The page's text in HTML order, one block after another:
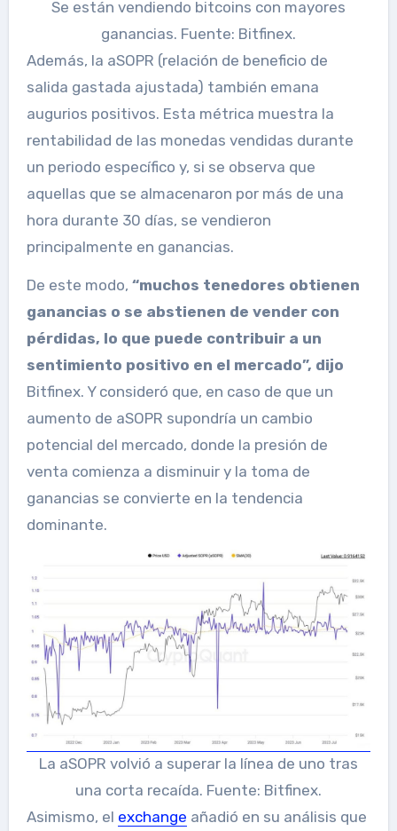
Se están vendiendo bitcoins con mayores
ganancias. Fuente: Bitfinex.
Además, la aSOPR (relación de beneficio de
salida gastada ajustada) también emana
augurios positivos. Esta métrica muestra la
rentabilidad de las monedas vendidas durante
un periodo específico y, si se observa que
aquellas que se almacenaron por más de una
hora durante 30 días, se vendieron
principalmente en ganancias.
De este modo, “muchos tenedores obtienen
ganancias o se abstienen de vender con
pérdidas, lo que puede contribuir a un
sentimiento positivo en el mercado”, dijo
Bitfinex. Y consideró que, en caso de que un
aumento de aSOPR supondría un cambio
potencial del mercado, donde la presión de
venta comienza a disminuir y la toma de
ganancias se convierte en la tendencia
dominante.
La aSOPR volvió a superar la línea de uno tras
una corta recaída. Fuente: Bitfinex.
Asimismo, el exchange añadió en su análisis que